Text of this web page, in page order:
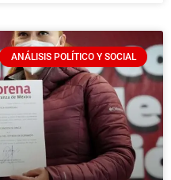
ANÁLISIS POLÍTICO Y SOCIAL